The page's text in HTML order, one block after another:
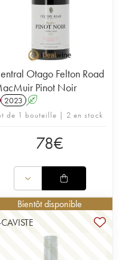
Otago Felton Road
Pinot Noir
2023 A
de 1 bouteille | 2 en stock
78€
Bientôt disponible